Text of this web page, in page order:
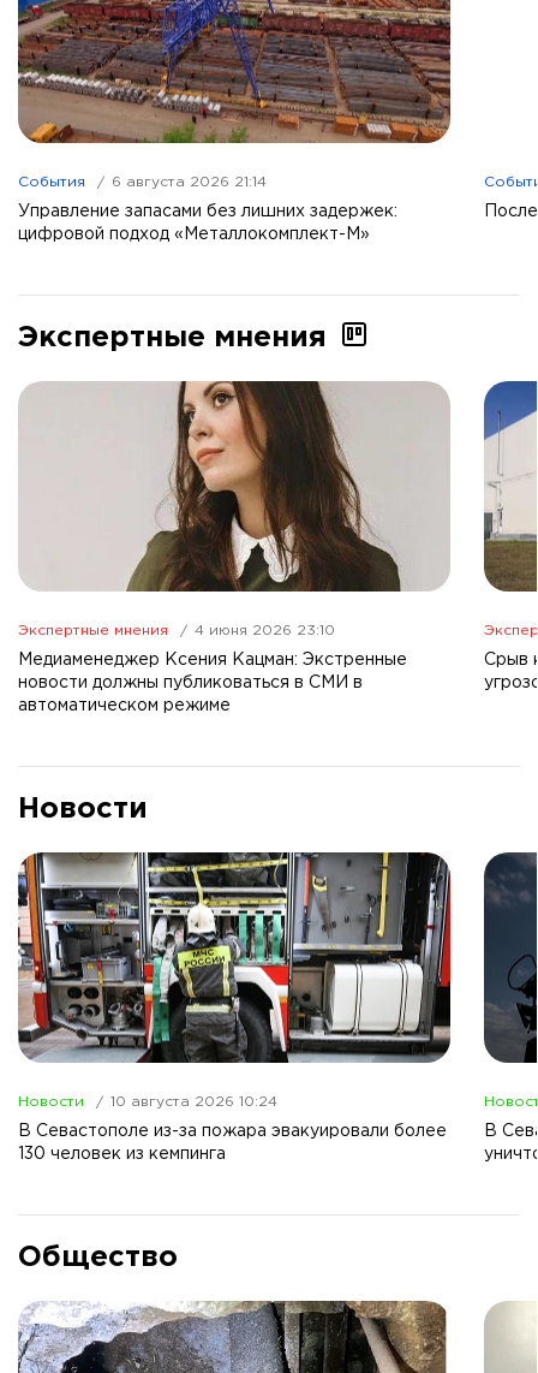
События 6 августа 2026 21:14
Управление запасами без лишних задержек:
цифровой подход «Металлокомплект-М»
Экспертные мнения
Экспертные мнения 4 июня 2026 23:10
Медиаменеджер Ксения Кацман: Экстренные
новости должны публиковаться в СМИ в
автоматическом режиме
Срыв
Новости
Новости 10 августа 2026 10:24
В Севастополе из-за пожара эвакуировали более
130 человек из кемпинга
В
Общество